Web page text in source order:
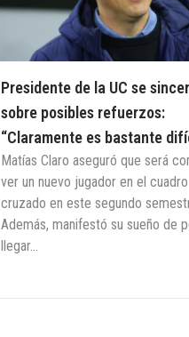
Presidente de la UC se
sobre posibles refuerzos:
“Claramente es bastante
Matías Claro aseguró que será
ver un nuevo jugador en el cuadro
cruzado en este segundo
Además, manifestó su sueño de
llegar...